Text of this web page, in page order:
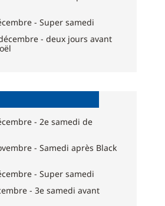
- Super samedi
- deux jours avant
- 2e samedi de
- Samedi après Black
- Super samedi
- 3e samedi avant